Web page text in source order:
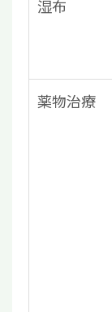
湿布
薬物治療